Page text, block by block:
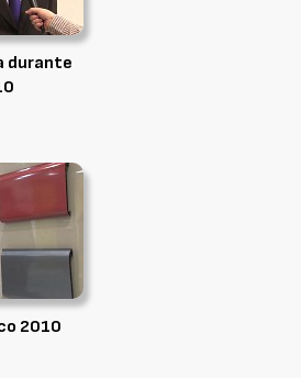
durante
2010